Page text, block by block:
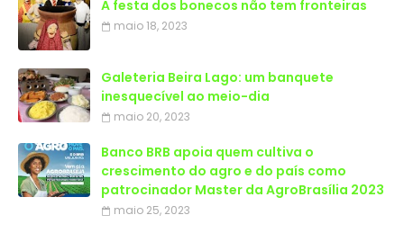
A festa dos bonecos não tem fronteiras
maio 18, 2023
Galeteria Beira Lago: um banquete
inesquecível ao meio-dia
maio 20, 2023
Banco BRB apoia quem cultiva o
crescimento do agro e do país como
patrocinador Master da AgroBrasília 2023
maio 25, 2023